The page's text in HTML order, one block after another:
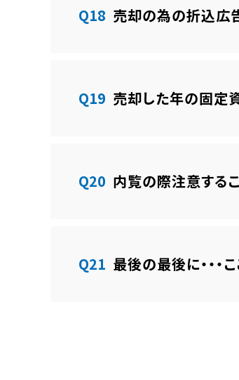
Q18 売却の為の折込広
Q19 売却した年の固定
Q20 内覧の際注意する
Q21 最後の最後に・・・